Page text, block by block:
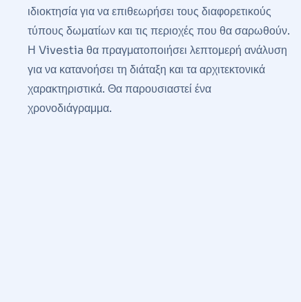
ιδιοκτησία για να επιθεωρήσει τους διαφορετικούς
τύπους δωματίων και τις περιοχές που θα σαρωθούν.
Η Vivestia θα πραγματοποιήσει λεπτομερή ανάλυση
για να κατανοήσει τη διάταξη και τα αρχιτεκτονικά
χαρακτηριστικά. Θα παρουσιαστεί ένα
χρονοδιάγραμμα.